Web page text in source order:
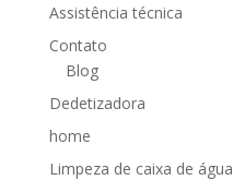
Assistência técnica
Contato
Blog
Dedetizadora
home
Limpeza de caixa de água